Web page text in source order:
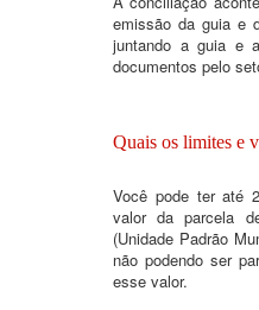
emissão da guia e
juntando a guia e
documentos pelo
Quais os limites e
Você pode ter até
valor da parcela
(Unidade Padrão
não podendo ser
esse valor.